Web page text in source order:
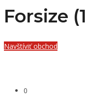
Forsize
Navštíviť obchod
0